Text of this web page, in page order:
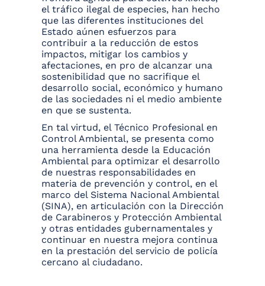
el tráfico ilegal de especies, han hecho
que las diferentes instituciones del
Estado aúnen esfuerzos para
contribuir a la reducción de estos
impactos, mitigar los cambios y
afectaciones, en pro de alcanzar una
sostenibilidad que no sacrifique el
desarrollo social, económico y humano
de las sociedades ni el medio ambiente
en que se sustenta.
En tal virtud, el Técnico Profesional en
Control Ambiental, se presenta como
una herramienta desde la Educación
Ambiental para optimizar el desarrollo
de nuestras responsabilidades en
materia de prevención y control, en el
marco del Sistema Nacional Ambiental
(SINA), en articulación con la Dirección
de Carabineros y Protección Ambiental
y otras entidades gubernamentales y
continuar en nuestra mejora continua
en la prestación del servicio de policía
cercano al ciudadano.